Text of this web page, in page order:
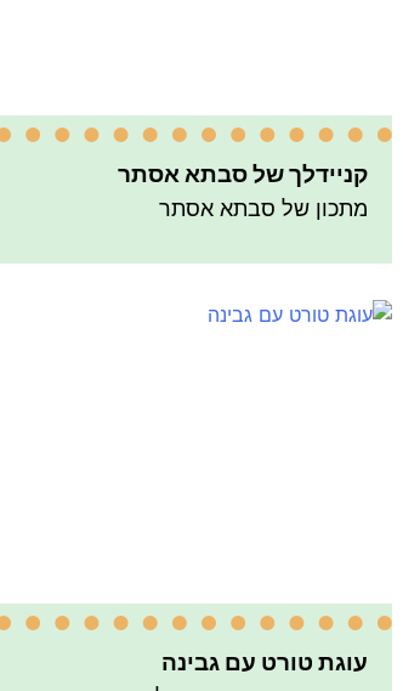
קניידלך של סבתא אסתר
מתכון של סבתא אסתר
עוגת טורט עם גבינה